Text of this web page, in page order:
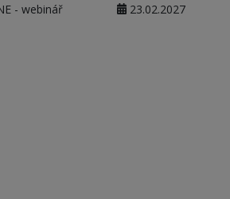
- webinář 23.02.2027